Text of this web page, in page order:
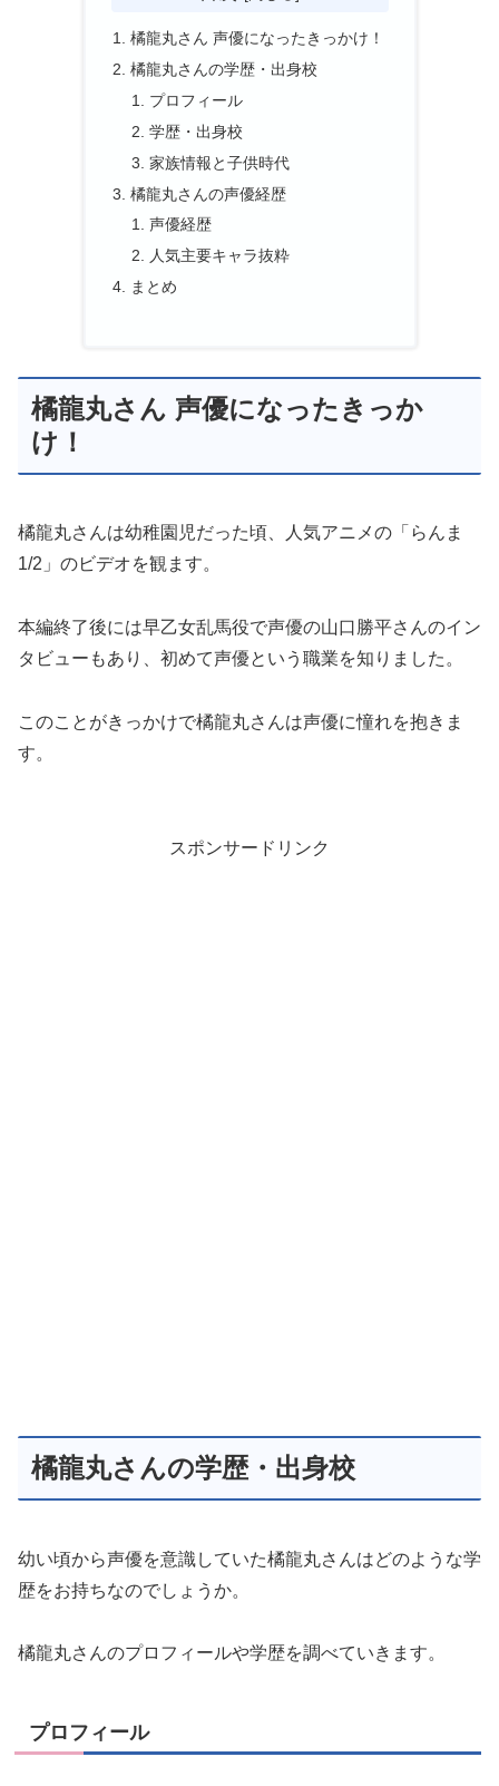
橘龍丸さん 声優になったきっかけ！
橘龍丸さんの学歴・出身校
プロフィール
学歴・出身校
家族情報と子供時代
橘龍丸さんの声優経歴
声優経歴
人気主要キャラ抜粋
まとめ
橘龍丸さん 声優になったきっか
け！
橘龍丸さんは幼稚園児だった頃、人気アニメの「らんま
1/2」のビデオを観ます。
本編終了後には早乙女乱馬役で声優の山口勝平さんのイン
タビューもあり、初めて声優という職業を知りました。
このことがきっかけで橘龍丸さんは声優に憧れを抱きま
す。
スポンサードリンク
橘龍丸さんの学歴・出身校
幼い頃から声優を意識していた橘龍丸さんはどのような学
歴をお持ちなのでしょうか。
橘龍丸さんのプロフィールや学歴を調べていきます。
プロフィール